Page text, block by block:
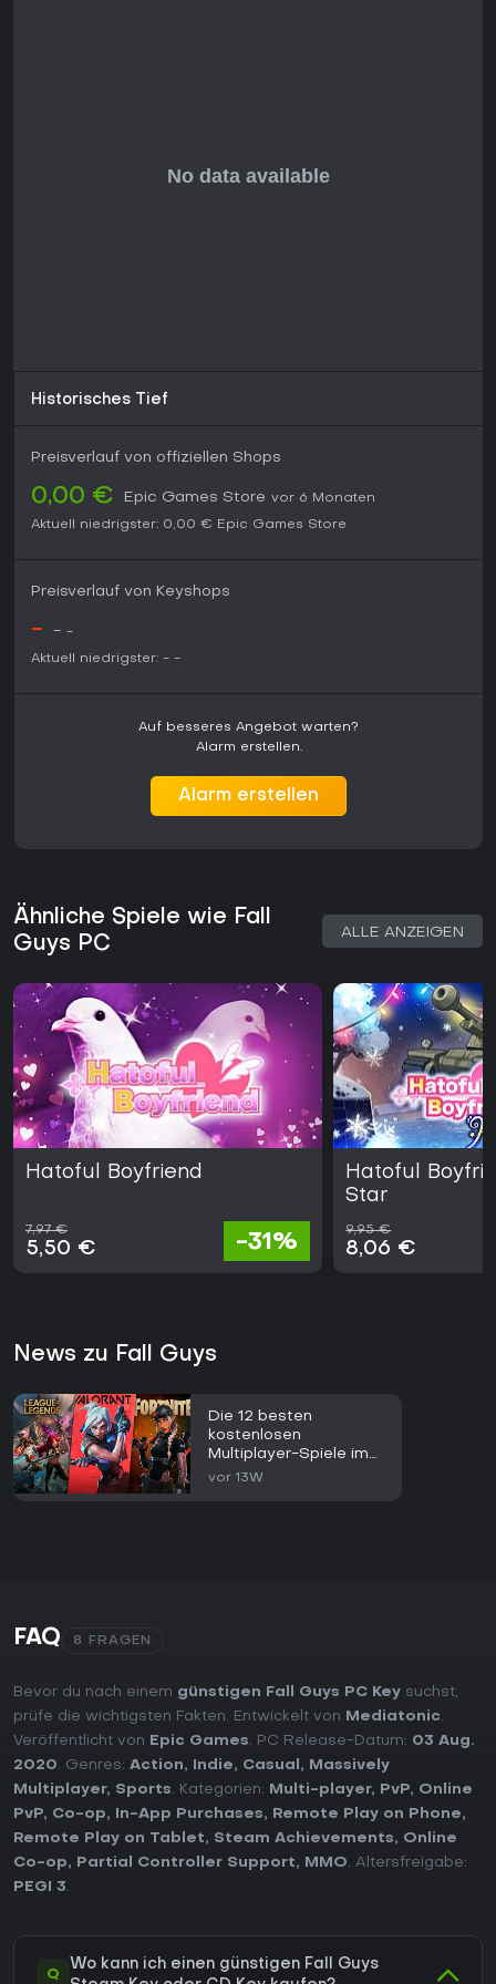
Historisches Tief
Preisverlauf von offiziellen Shops
0,00 € Epic Games Store vor 6 Monaten
Aktuell niedrigster: 0,00 € Epic Games Store
Preisverlauf von Keyshops
- - -
Aktuell niedrigster: - -
Auf besseres Angebot warten?
Alarm erstellen.
Alarm erstellen
Ähnliche Spiele wie Fall
Guys PC
ALLE ANZEIGEN
Hatoful Boyfriend
7,97 €
5,50 € -31%
Hatoful
Star
9,95 €
8,06 €
News zu Fall Guys
Die 12 besten
kostenlosen
Multiplayer-Spiele im
Jahr 2026
vor 13W
FAQ 8 FRAGEN
Bevor du nach einem günstigen Fall Guys PC Key suchst,
prüfe die wichtigsten Fakten. Entwickelt von
Mediatonic.
Veröffentlicht von
Epic Games. PC Release-Datum: 03 Aug.
2020. Genres: Action, Indie, Casual ,
Massively
Multiplayer, Sports. Kategorien: Multi-player, PvP, Online
PvP, Co-op, In-App Purchases, Remote Play on Phone,
Remote Play on Tablet, Steam Achievements, Online
Co-op, Partial Controller Support, MMO. Altersfreigabe:
PEGI 3.
Q
Wo kann ich einen günstigen Fall Guys